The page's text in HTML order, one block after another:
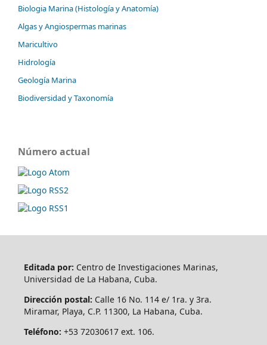
Biologia Marina (Histología y Anatomía)
Algas y Angiospermas marinas
Maricultivo
Hidrología
Geología Marina
Biodiversidad y Taxonomía
Número actual
Editada por: Centro de Investigaciones Marinas,
Universidad de La Habana, Cuba.
Dirección postal: Calle 16 No. 114 e/ 1ra. y 3ra.
Miramar, Playa, C.P. 11300, La Habana, Cuba.
Teléfono: +53 72030617 ext. 106.